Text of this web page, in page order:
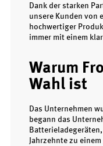
Dank der starken
unsere Kunden von
hochwertiger
immer mit einem
Warum
Wahl ist
Das Unternehmen
begann das
Jahrzehnte zu